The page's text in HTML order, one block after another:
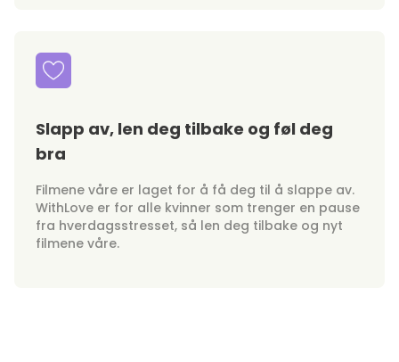
Slapp av, len deg tilbake og føl deg
bra
Filmene våre er laget for å få deg til å slappe av.
WithLove er for alle kvinner som trenger en pause
fra hverdagsstresset, så len deg tilbake og nyt
filmene våre.